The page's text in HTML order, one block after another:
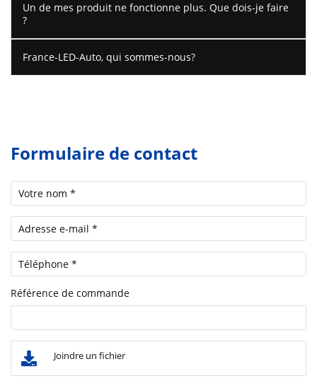
Un de mes produit ne fonctionne plus. Que dois-je faire
?
France-LED-Auto, qui sommes-nous?
Formulaire de contact
Référence de commande
Joindre un fichier